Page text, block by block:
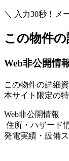
＼ 入力30秒！メ
この物件
Web非公開情
この物件の詳細資
本サイト限定の
Web非公開情報
住所・ハザード
発電実績・設備